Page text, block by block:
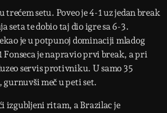
trećem setu. Poveo je 4-1 uz jedan break
seta te dobio taj dio igre sa 6-3.
je u potpunoj dominaciji mladog
je napravio prvi break, a pri
servis protivniku. U samo 35
gurnuvši meč u peti set.
izgubljeni ritam, a Brazilac je